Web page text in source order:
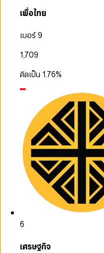
เพื่อไทย
เบอร์ 9
1,709
คิดเป็น 1.76%
6
เศรษฐกิจ